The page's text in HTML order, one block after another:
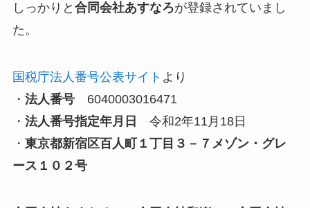
しっかりと 合同会社あすなろが登録されていまし
た。
国税庁法人番号公表サイト より
・ 法人番号6040003016471
・ 法人番号指定年月日
令和2年11月18日
・ 東京都新宿区百人町１丁目３－７メゾン・グレ
ース１０２号